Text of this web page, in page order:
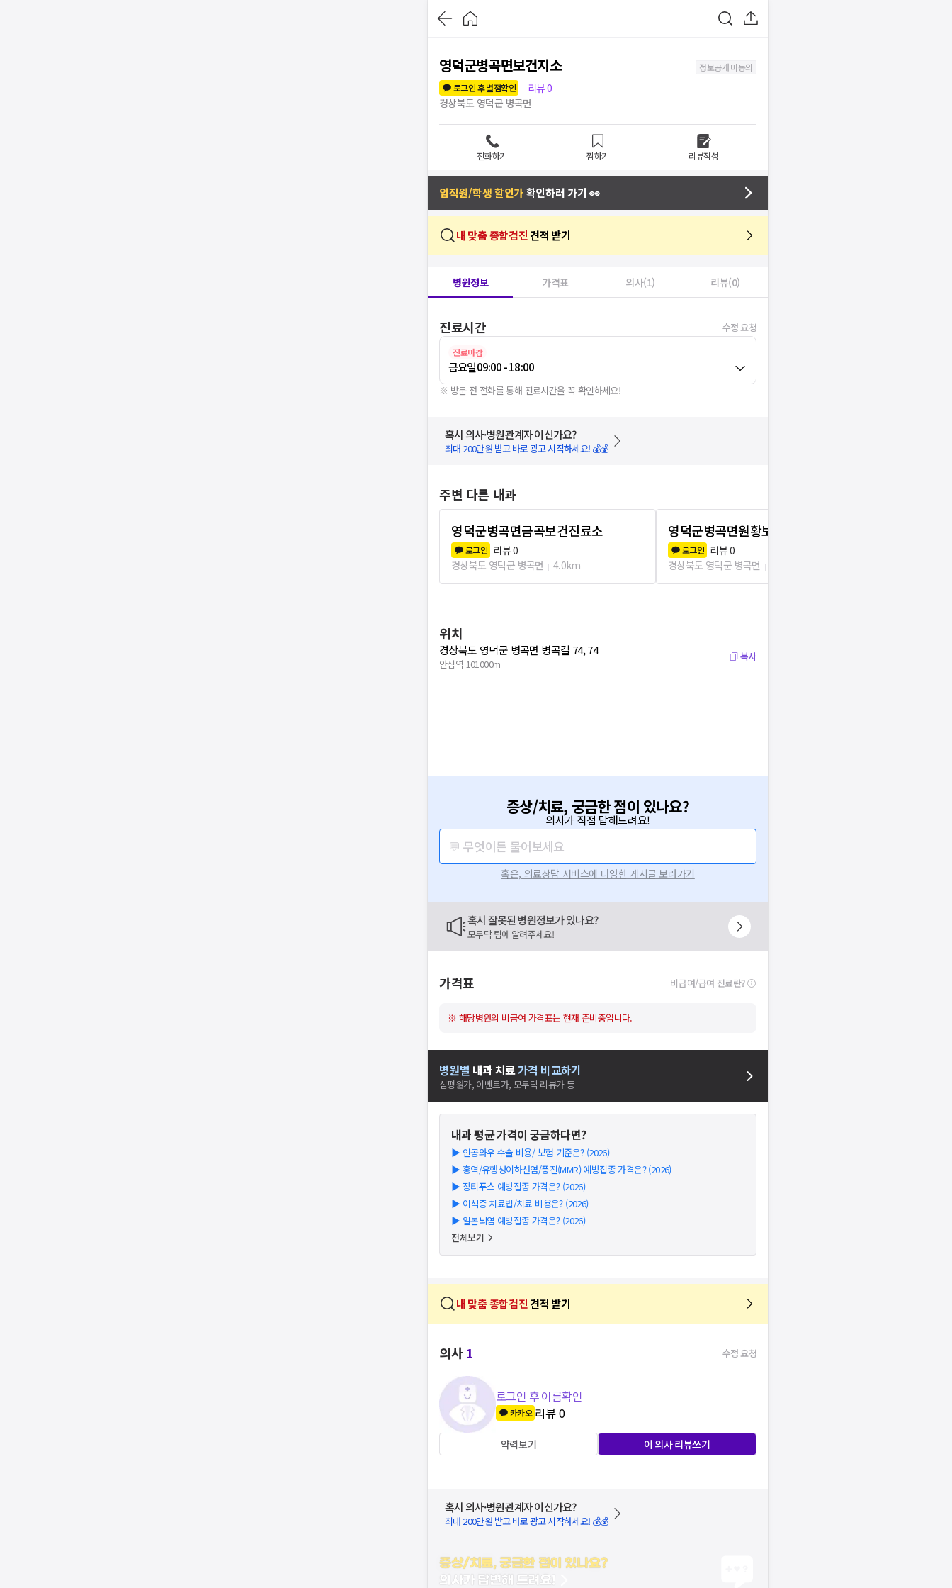
영덕군병곡면보건지소
정보공개 미동의
로그인 후 별점확인
리뷰0
경상북도 영덕군 병곡면
전화하기 찜하기 리뷰작성
임직원/학생 할인가확인하러 가기 👀
내 맞춤 종합검진 견적 받기
병원정보 가격표 의사(1) 리뷰(0)
진료시간 수정 요청
진료마감
금요일09:00 - 18:00
※ 방문 전 전화를 통해 진료시간을 꼭 확인하세요!
혹시 의사·병원관계자 이신가요?
최대 200만원 받고 바로 광고 시작하세요! 💰💰
주변 다른 내과
영덕군병곡면금곡보건진료소
로그인 리뷰0
경상북도 영덕군 병곡면
4.0km
영덕군병곡면원황보건진료소
로그인 리뷰0
경상북도 영덕군 병곡면
위치
경상북도 영덕군 병곡면 병곡길 74, 74
안심역 101000m
복사
증상/치료, 궁금한 점이 있나요?
의사가 직접 답해드려요!
💬 무엇이든 물어보세요
혹은, 의료상담 서비스에 다양한 게시글 보러가기
혹시 잘못된 병원정보가 있나요?
모두닥 팀에 알려주세요!
가격표 비급여/급여 진료란?
※ 해당병원의 비급여 가격표는 현재 준비중입니다.
병원별 내과치료가격 비교하기
심평원가, 이벤트가, 모두닥 리뷰가 등
내과평균 가격이 궁금하다면?
▶ 인공와우 수술 비용/ 보험 기준은? (2026)
▶ 홍역/유행성이하선염/풍진(MMR) 예방접종 가격은? (2026)
▶ 장티푸스 예방접종 가격은? (2026)
▶ 이석증 치료법/치료 비용은? (2026)
▶ 일본뇌염 예방접종 가격은? (2026)
전체보기
내 맞춤 종합검진 견적 받기
의사1 수정 요청
로그인 후 이름확인
카카오 리뷰0
약력보기 이 의사 리뷰쓰기
혹시 의사·병원관계자 이신가요?
최대 200만원 받고 바로 광고 시작하세요! 💰💰
증상/치료, 궁금한 점이 있나요?
의사가 답변해 드려요!